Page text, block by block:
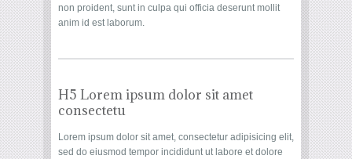
non proident, sunt in culpa qui officia deserunt mollit
anim id est laborum.
H5 Lorem ipsum dolor sit amet
consectetu
Lorem ipsum dolor sit amet, consectetur adipisicing elit,
sed do eiusmod tempor incididunt ut labore et dolore